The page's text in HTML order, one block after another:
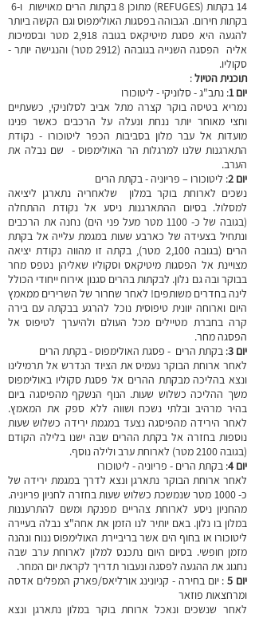
בקתות חירום. הגבוהה בפסגות האולימפוס וגם הקשה ביותר
להגעה היא פסגת מיטיקאס בגובה 2,918 מטר ובסמיכות
אליה הפסגה השנייה בגובהה (2912 מטר) והנגישה יותר -
סקוליו.
תוכנית הטיול:
יום 1 : נתב"ג - סלוניקי - ליטוכורו
נמריא בטיסה בוקר קצרה מתל אביב לסלוניקי, כשעתיים
וחצי מאוחר יותר ננחת ונעלה על הרכבים כאשר פנינו
מועדות אל עבר מלון בסביבות הכפר ליטוכורו - נקודת
התארגנות שלנו למרגלות הר האולימפוס - שם נבלה את
הערב.
יום 2
: ליטוכורו – פריוניה - בקתת הרים
נשכים לארוחת בוקר במלון שלאחריה נתארגן ליציאה
למסלול. בסיום ההתארגנות ניסע אל נקודת ההתחלה
(בגובה של כ- 1100 מטר מעל פני הים) נחנה את הרכבים
ונתחיל בצעידה של כארבע שעות במגמת עלייה אל בקתת
הרים (בגובה 2,100 מטר), בקתה זו מהווה נקודת יציאה
מצויינת אל הפסגות מיטיקאס וסקוליו שאליהן נטפס מחר
בבוקר ובה גם נלון. לבקתות בהרים סגנון אירוח ייחודי הכולל
לינה בחדרים משותפים! לאחר שחרור של השרירים ממאמץ
היום וארוחה יוונית טיפוסית נוכל להרגע בבקתה עם בירה
קרה בחברת מטיילים מכל העולם ולהיערך לטיפוס אל
הפסגה מחר.
יום 3
: בקתת הרים - פסגת האולימפוס -בקתת הרים
לאחר ארוחת הבוקר נעמיס את הציוד הנדרש אל תרמילינו
ונצא בהליכה מבקתת ההרים אל פסגת סקוליו באולימפוס
משך ההליכה כשלוש שעות. הנוף הנשקף מהפיסגה ביום
בהיר מרהיב ובלתי נשכח ושווה ללא ספק את המאמץ.
לאחר הירידה מהפיסגה נצעד במגמת ירידה כשלוש שעות
נוספות בחזרה אל בקתת ההרים שבה ישנו בלילה הקודם
(בגובה 2100 מטר) לארוחת ערב ולילה נוסף.
יום 4
: בקתת הרים - פריוניה - ליטוכורו
לאחר ארוחת הבוקר נתארגן ונצא לדרך במגמת ירידה של
כ- 1000 מטר שנמשכת כשלוש שעות בחזרה לחניון פריוניה.
מהחניון ניסע לארוחת צהריים מפנקת ומשם להתרעננות
במלון בו נלון. באם יותיר לנו הזמן את אחה"צ נבלה בעיירה
ליטוכורו או בחוף הים אשר בריביירת האולימפוס ננוח ונהנה
מזמן חופשי. בסיום היום נתכנס למלון לארוחת ערב שבה
נחגוג את ההגעה לפסגה ונעבור תדריך לקראת יום המחר.
יום 5
: יום בחירה - קניונינג אורליאס/פארק המפלים אדסה
ומרחצאות פוזאר
לאחר שנשכים ונאכל ארוחת בוקר במלון נתארגן ונצא